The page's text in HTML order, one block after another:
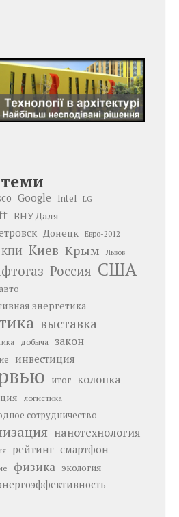
Google Intel LG
ВНУ Даля
Донецк Евро-2012
КПИ Киев Крым Львов
Россия США
авто
энергетика
выставка
добыча закон
инвестиция
итог колонка
логистика
сотрудничество
нанотехнология
рейтинг смартфон
физика экология